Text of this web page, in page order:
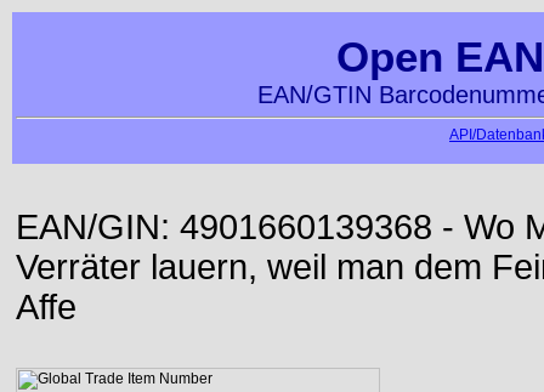
Open
EAN/GTIN
API/
EAN/GIN: 4901660139368 - Wo
Verräter lauern, weil man dem
Affe